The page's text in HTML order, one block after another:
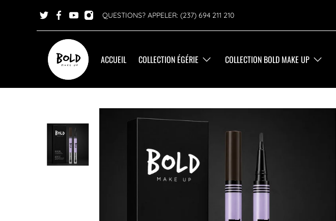
QUESTIONS? APPELER: (237) 694 211 210
ACCUEIL COLLECTION ÉGÉRIE COLLECTION BOLD MAKE UP